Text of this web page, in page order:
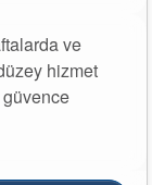
ve
hizmet